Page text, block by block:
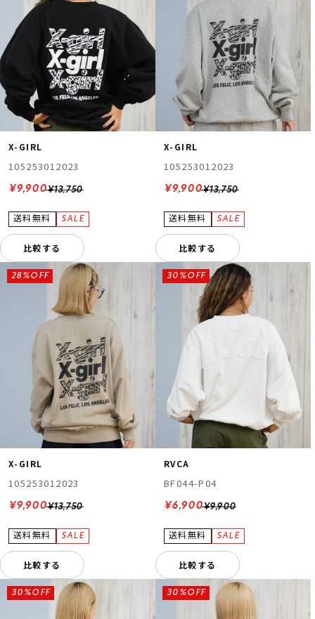
X-GIRL
105253012023
¥13,750
¥9,900
比較する
X-GIRL
105253012023
¥13,750
¥9,900
比較する
X-GIRL
105253012023
¥13,750
28%OFF
¥9,900
比較する
RVCA
BF044-P04
¥9,900
30%OFF
¥6,900
比較する
30%OFF 30%OFF